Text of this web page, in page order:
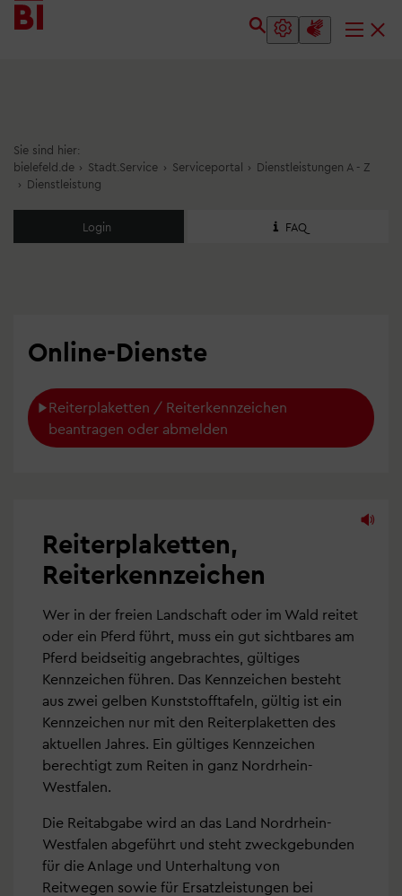
Inhalt
Menü
Sie sind hier:
bielefeld.de › Stadt.Service › Serviceportal › Dienstleistungen A - Z
› Dienstleistung
Login FAQ
Online-Dienste
Reiterplaketten / Reiterkennzeichen
beantragen oder abmelden
Reiterplaketten,
Reiterkennzeichen
Wer in der freien Landschaft oder im Wald reitet
oder ein Pferd führt, muss ein gut sichtbares am
Pferd beidseitig angebrachtes, gültiges
Kennzeichen führen. Das Kennzeichen besteht
aus zwei gelben Kunststofftafeln, gültig ist ein
Kennzeichen nur mit den Reiterplaketten des
aktuellen Jahres. Ein gültiges Kennzeichen
berechtigt zum Reiten in ganz Nordrhein-
Westfalen.
Die Reitabgabe wird an das Land Nordrhein-
Westfalen abgeführt und steht zweckgebunden
für die Anlage und Unterhaltung von
Reitwegen sowie für Ersatzleistungen bei